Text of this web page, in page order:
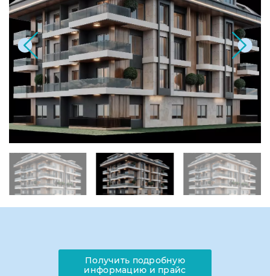
Получить подробную
информацию и прайс